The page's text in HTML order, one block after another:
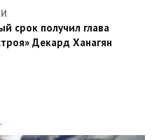
срок получил глава
Декард Ханагян